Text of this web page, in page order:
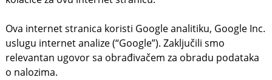
Ova internet stranica koristi Google analitiku, Google Inc.
uslugu internet analize (“Google”). Zaključili smo
relevantan ugovor sa obrađivačem za obradu podataka
o nalozima.